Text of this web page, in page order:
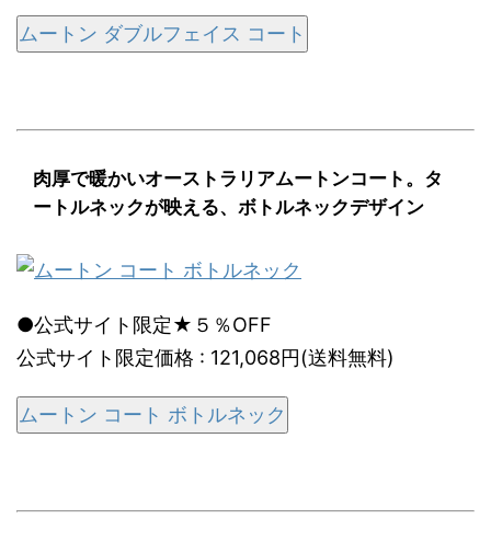
ムートン ダブルフェイス コート
肉厚で暖かいオーストラリアムートンコート。タ
ートルネックが映える、ボトルネックデザイン
●公式サイト限定★５％OFF
公式サイト限定価格 : 121,068円(送料無料)
ムートン コート ボトルネック